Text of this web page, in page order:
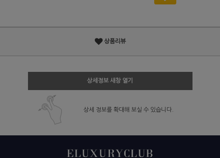
상품리뷰
상세정보 새창 열기
상세 정보를 확대해 보실 수 있습니다.